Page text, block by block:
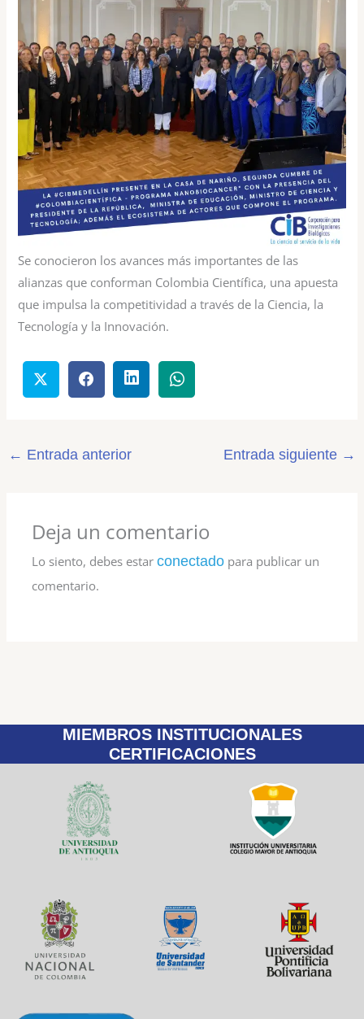
Se conocieron los avances más importantes de las
alianzas que conforman Colombia Científica, una apuesta
que impulsa la competitividad a través de la Ciencia, la
Tecnología y la Innovación.
← Entrada anterior Entrada siguiente →
Deja un comentario
Lo siento, debes estarconectado para publicar un
comentario.
MIEMBROS INSTITUCIONALES
CERTIFICACIONES